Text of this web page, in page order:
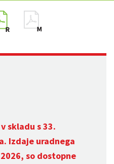
skladu s 33.
Izdaje uradnega
so dostopne